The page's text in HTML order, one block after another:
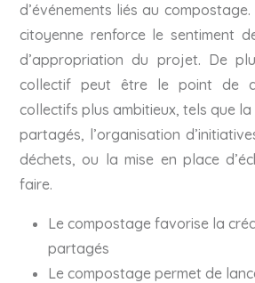
d’événements liés au
citoyenne renforce le sentiment
d’appropriation du projet. De
collectif peut être le point de
collectifs plus ambitieux, tels que
partagés, l’organisation
déchets, ou la mise en place
faire.
Le compostage favorise la
partagés
Le compostage permet de